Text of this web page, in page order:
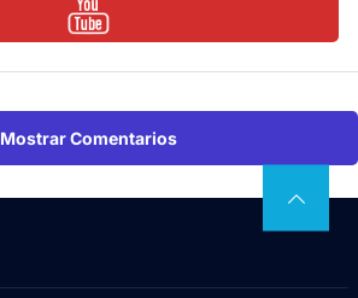
Mostrar Comentarios